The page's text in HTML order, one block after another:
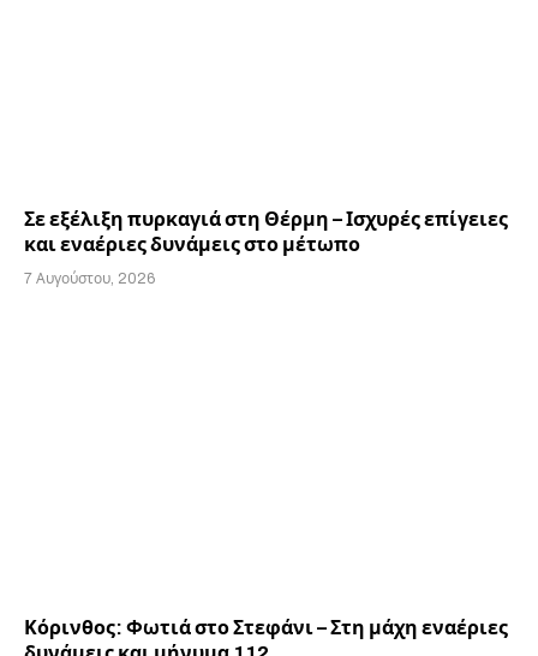
Σε εξέλιξη πυρκαγιά στη Θέρμη – Ισχυρές επίγειες
και εναέριες δυνάμεις στο μέτωπο
7 Αυγούστου, 2026
Κόρινθος: Φωτιά στο Στεφάνι – Στη μάχη εναέριες